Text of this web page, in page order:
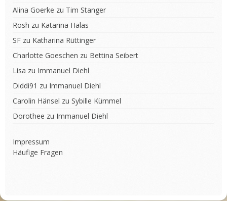
Alina Goerke zu Tim Stanger
Rosh zu Katarina Halas
SF zu Katharina Rüttinger
Charlotte Goeschen zu Bettina Seibert
Lisa zu Immanuel Diehl
Diddi91 zu Immanuel Diehl
Carolin Hänsel zu Sybille Kümmel
Dorothee zu Immanuel Diehl
Impressum
Häufige Fragen